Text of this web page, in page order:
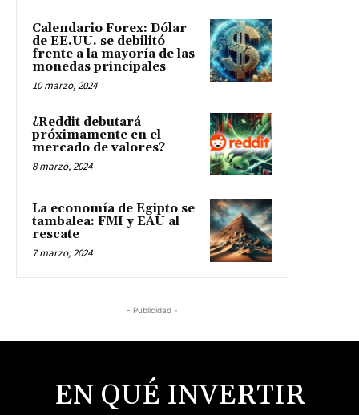
Calendario Forex: Dólar
de EE.UU. se debilitó
frente a la mayoría de las
monedas principales
10 marzo, 2024
¿Reddit debutará
próximamente en el
mercado de valores?
8 marzo, 2024
La economía de Egipto se
tambalea: FMI y EAU al
rescate
7 marzo, 2024
- Publicidad -
EN QUÉ INVERTIR